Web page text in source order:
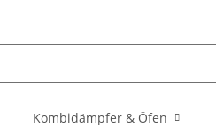
Kombidämpfer & Öfen